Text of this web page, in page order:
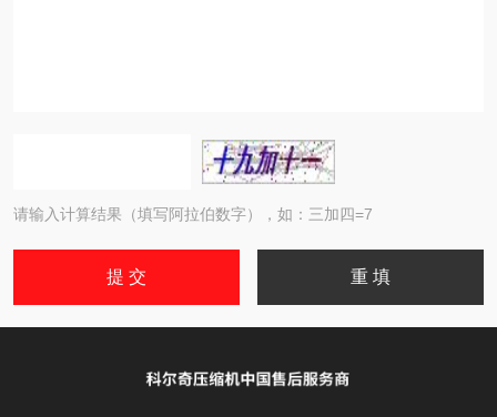
请输入计算结果（填写阿拉伯数字），如：三加四=7